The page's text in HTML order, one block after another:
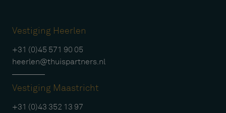
Vestiging Heerlen
+31 (0)45 571 90 05
heerlen@thuispartners.nl
Vestiging Maastricht
+31 (0)43 352 13 97